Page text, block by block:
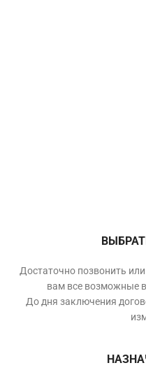
Достаточно позвонить
вам все возможные
До дня заключения